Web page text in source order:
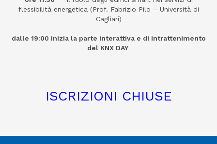
flessibilità energetica (Prof. Fabrizio Pilo – Università di
Cagliari)
dalle 19:00 inizia la parte interattiva e di intrattenimento
del KNX DAY
ISCRIZIONI CHIUSE